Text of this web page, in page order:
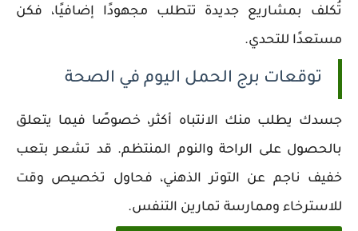
تُكلف بمشاريع جديدة تتطلب مجهودًا إضافيًا، فكن
مستعدًا للتحدي.
توقعات برج الحمل اليوم في الصحة
جسدك يطلب منك الانتباه أكثر، خصوصًا فيما يتعلق
بالحصول على الراحة والنوم المنتظم. قد تشعر بتعب
خفيف ناجم عن التوتر الذهني، فحاول تخصيص وقت
للاسترخاء وممارسة تمارين التنفس.